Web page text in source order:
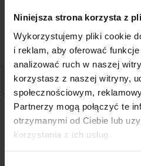
Niniejsza strona korzysta z
Wykorzystujemy pliki cookie
i reklam, aby oferować
analizować ruch w naszej
korzystasz z naszej witryny,
społecznościowym,
Partnerzy mogą połączyć te
otrzymanymi od Ciebie lub
korzystania z ich usług.
Serwis odbiorów będzie
lokalnym oddziałem
dostaw będzie
25.05.2026
Prace organizacyjno-
27.05.2026 - 30.05.2026 r.